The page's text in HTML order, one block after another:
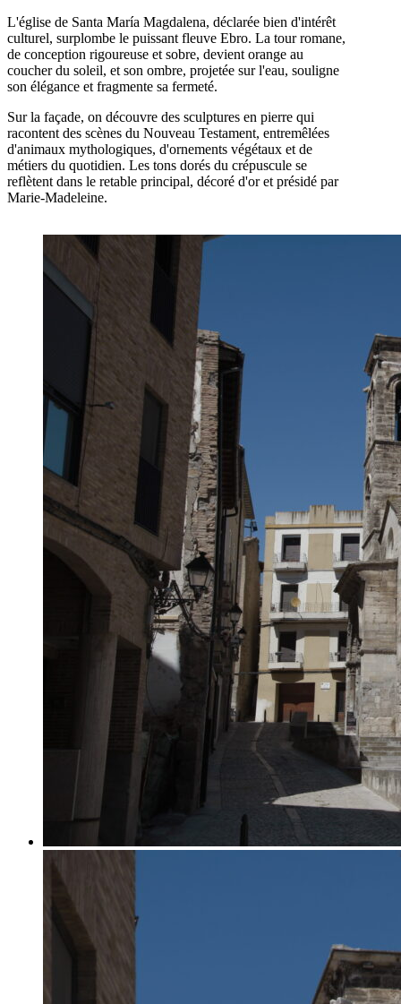
L'église de Santa María Magdalena, déclarée bien d'intérêt
culturel, surplombe le puissant fleuve Ebro. La tour romane,
de conception rigoureuse et sobre, devient orange au
coucher du soleil, et son ombre, projetée sur l'eau, souligne
son élégance et fragmente sa fermeté.
Sur la façade, on découvre des sculptures en pierre qui
racontent des scènes du Nouveau Testament, entremêlées
d'animaux mythologiques, d'ornements végétaux et de
métiers du quotidien. Les tons dorés du crépuscule se
reflètent dans le retable principal, décoré d'or et présidé par
Marie-Madeleine.